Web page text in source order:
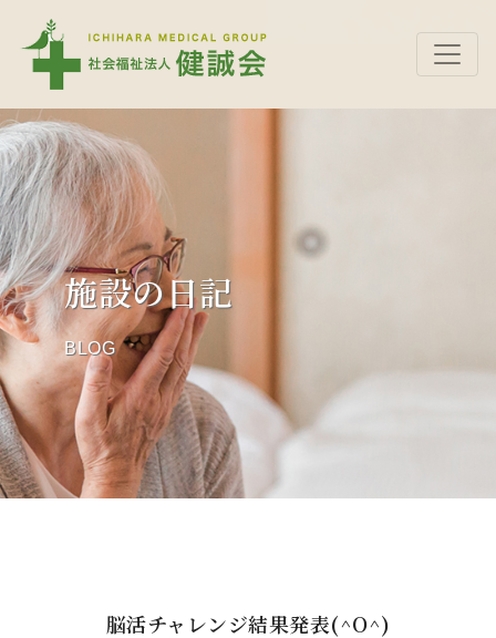
施設の日記
BLOG
脳活チャレンジ結果発表(^O^)